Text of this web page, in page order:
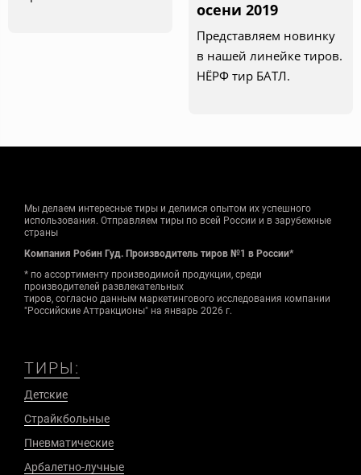
осени 2019
Представляем новинку
в нашей линейке тиров.
НЁРФ тир БАТЛ.
Мы делаем интересные тиры и делимся опытом их успешного
использования. Отправляем тиры по всей России и в зарубежные
страны
Компания Робин Гуд. Производитель тиров №1 в России*
* по ассортименту производимой продукции, среди
производителей развлекательных
тиров, согласно данным маркетингового исследования компании
"Российские Аттракционы" на январь 2026 г.
ТИРЫ:
Детские
Страйкбольные
Пневматические
Арбалетно-лучные